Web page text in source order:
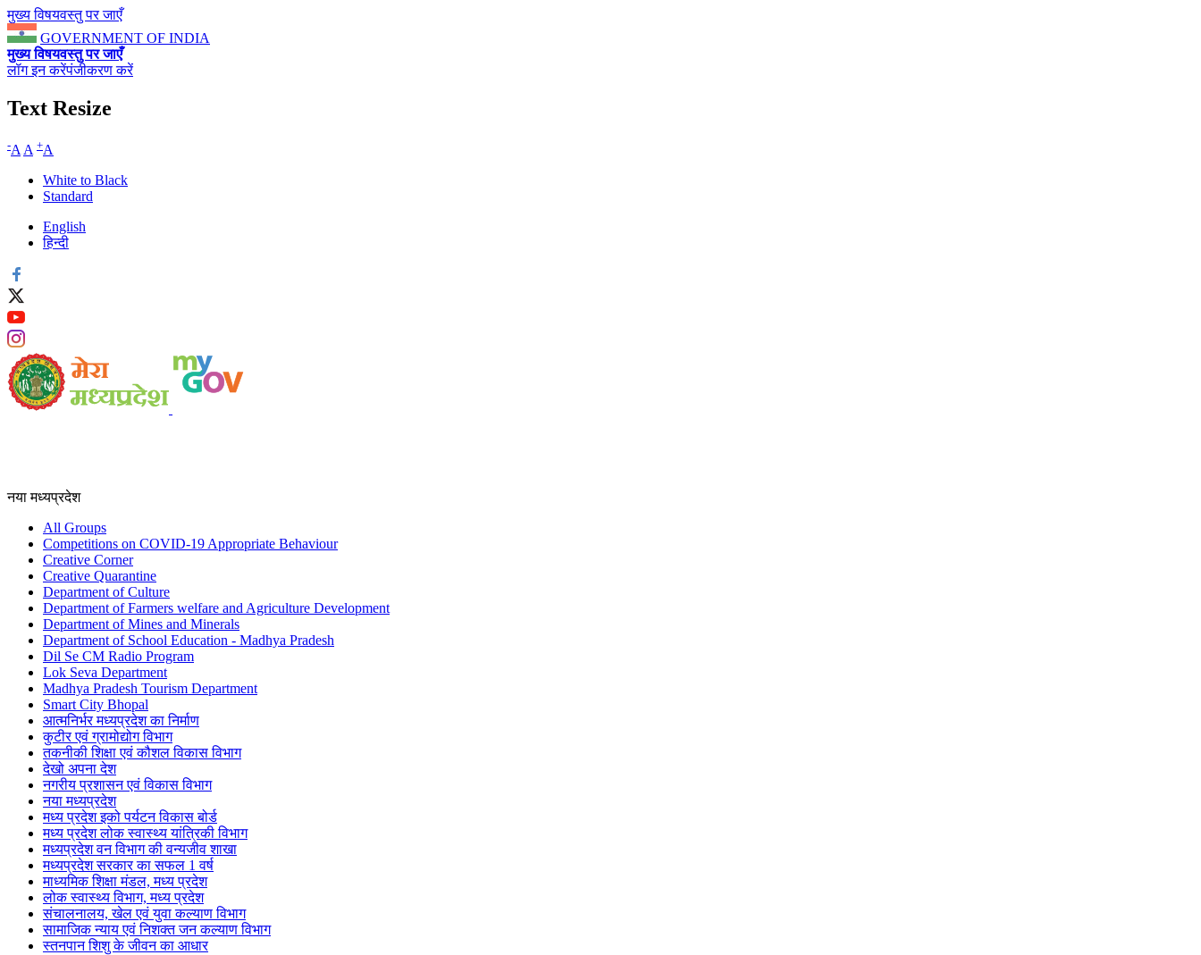
मुख्य विषयवस्तु पर जाएँ
GOVERNMENT OF INDIA
मुख्य विषयवस्तु पर जाएँ
लॉग इन करेंपंजीकरण करें
Text Resize
-A A +A
White to Black
Standard
English
हिन्दी
नया मध्यप्रदेश
All Groups
Competitions on COVID-19 Appropriate Behaviour
Creative Corner
Creative Quarantine
Department of Culture
Department of Farmers welfare and Agriculture Development
Department of Mines and Minerals
Department of School Education - Madhya Pradesh
Dil Se CM Radio Program
Lok Seva Department
Madhya Pradesh Tourism Department
Smart City Bhopal
आत्मनिर्भर मध्यप्रदेश का निर्माण
कुटीर एवं ग्रामोद्योग विभाग
तकनीकी शिक्षा एवं कौशल विकास विभाग
देखो अपना देश
नगरीय प्रशासन एवं विकास विभाग
नया मध्यप्रदेश
मध्य प्रदेश इको पर्यटन विकास बोर्ड
मध्य प्रदेश लोक स्वास्थ्य यांत्रिकी विभाग
मध्यप्रदेश वन विभाग की वन्यजीव शाखा
मध्यप्रदेश सरकार का सफल 1 वर्ष
माध्यमिक शिक्षा मंडल, मध्य प्रदेश
लोक स्वास्थ्य विभाग, मध्य प्रदेश
संचालनालय, खेल एवं युवा कल्याण विभाग
सामाजिक न्याय एवं निशक्त जन कल्याण विभाग
स्तनपान शिशु के जीवन का आधार